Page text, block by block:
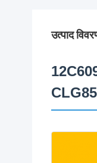
उत्पाद